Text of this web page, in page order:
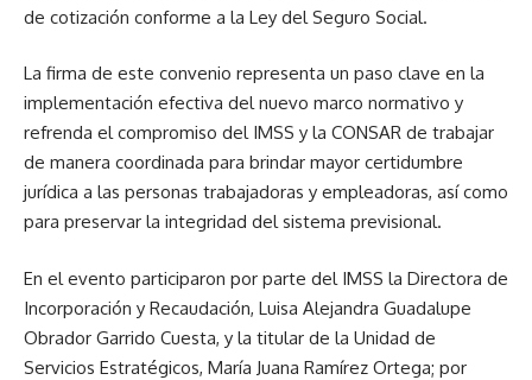
de cotización conforme a la Ley del Seguro Social.
La firma de este convenio representa un paso clave en la
implementación efectiva del nuevo marco normativo y
refrenda el compromiso del IMSS y la CONSAR de trabajar
de manera coordinada para brindar mayor certidumbre
jurídica a las personas trabajadoras y empleadoras, así como
para preservar la integridad del sistema previsional.
En el evento participaron por parte del IMSS la Directora de
Incorporación y Recaudación, Luisa Alejandra Guadalupe
Obrador Garrido Cuesta, y la titular de la Unidad de
Servicios Estratégicos, María Juana Ramírez Ortega; por